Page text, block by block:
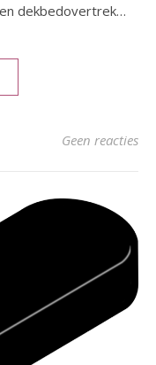
dekbedovertrek…
Geen reacties